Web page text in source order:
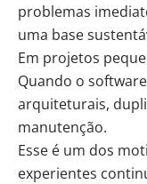
problemas
uma base
Em projetos
Quando o
arquiteturais,
manutenção.
Esse é um dos
experientes